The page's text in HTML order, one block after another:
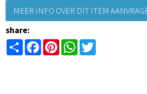
MEER INFO OVER DIT ITEM
share:
ShareFacebookPinterestWhatsApp